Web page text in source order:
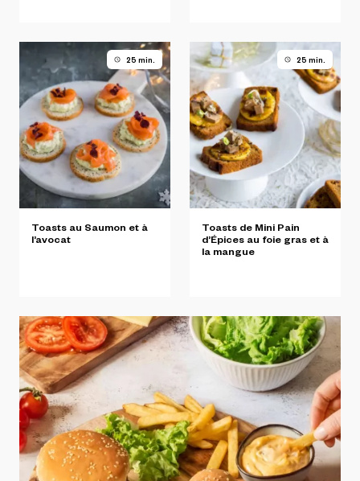
25 min.
Toasts au Saumon et à
l’avocat
25 min.
Toasts de Mini Pain
d’Épices au foie gras et à
la mangue